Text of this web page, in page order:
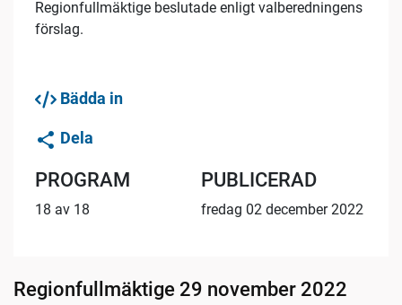
Regionfullmäktige beslutade enligt valberedningens
förslag.
Bädda in
Dela
PROGRAM
18 av 18
PUBLICERAD
fredag 02 december 2022
Regionfullmäktige 29 november 2022